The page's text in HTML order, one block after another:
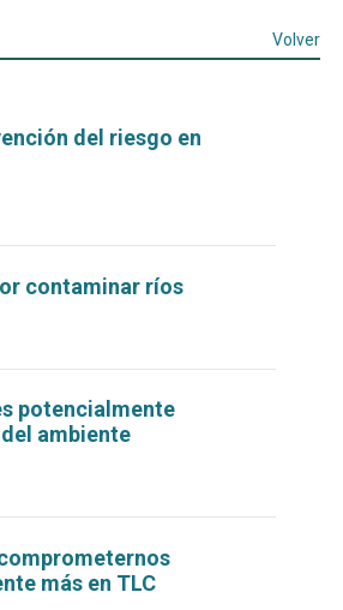
Volver
del riesgo en
contaminar ríos
potencialmente
ambiente
más en TLC